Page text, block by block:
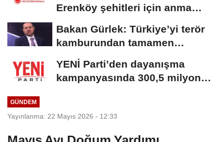
Erenköy şehitleri için anma
Bakan Gürlek: Türkiye’yi terör
kamburundan tamamen
kurtaracak adımları...
YENİ Parti’den dayanışma
kampanyasında 300,5 milyon
GÜNDEM
Yayınlanma: 22 Mayıs 2026 - 12:33